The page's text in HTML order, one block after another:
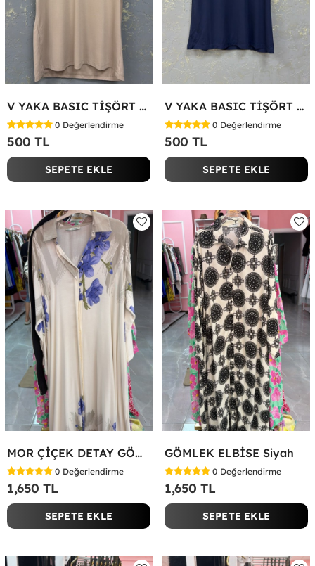
V YAKA BASIC TİŞÖRT Bej
0 Değerlendirme
500 TL
SEPETE EKLE
V YAKA BASIC TİŞÖRT Lacivert
0 Değerlendirme
500 TL
SEPETE EKLE
MOR ÇİÇEK DETAY GÖMLEK ELBİSE Beyaz
0 Değerlendirme
1,650 TL
SEPETE EKLE
GÖMLEK ELBİSE Siyah
0 Değerlendirme
1,650 TL
SEPETE EKLE